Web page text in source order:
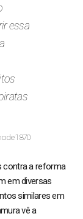
essa
de 1870
contra a reforma
em diversas
similares em
vê a